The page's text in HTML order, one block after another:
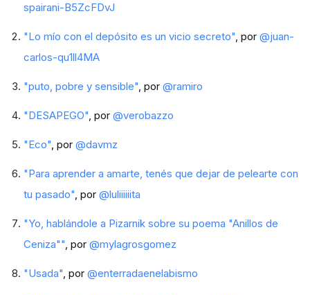
spairani-B5ZcFDvJ
"Lo mío con el depósito es un vicio secreto", por @juan-
carlos-qu1ll4MA
"puto, pobre y sensible", por @ramiro
"DESAPEGO", por @verobazzo
"Eco", por @davmz
"Para aprender a amarte, tenés que dejar de pelearte con
tu pasado", por @luliiiiiita
"Yo, hablándole a Pizarnik sobre su poema "Anillos de
Ceniza"", por @mylagrosgomez
"Usada", por @enterradaenelabismo